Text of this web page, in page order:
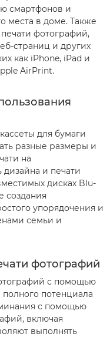
смартфонов и
места в доме. Также
фотографий,
страниц и других
как iPhone, iPad и
AirPrint.
для бумаги
разные размеры и
на
и печати
дисках Blu-
создания
упорядочения и
семьи и
фотографий
с помощью
потенциала
с помощью
включая
выполнять